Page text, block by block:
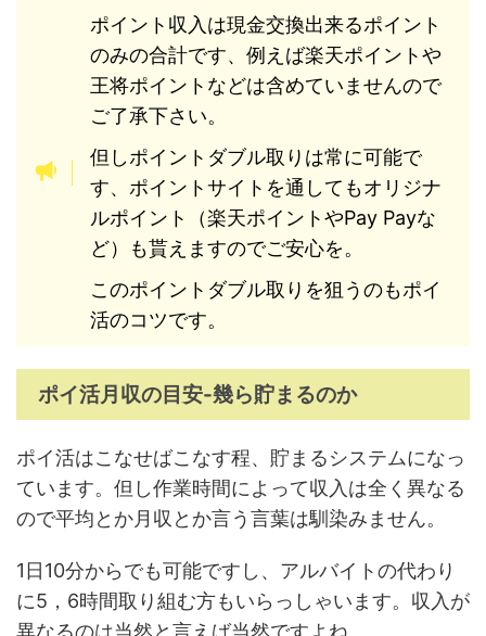
ポイント収入は現金交換出来るポイント
のみの合計です、例えば楽天ポイントや
王将ポイントなどは含めていませんので
ご了承下さい。
但しポイントダブル取りは常に可能で
す、ポイントサイトを通してもオリジナ
ルポイント（楽天ポイントやPay Payな
ど）も貰えますのでご安心を。
このポイントダブル取りを狙うのもポイ
活のコツです。
ポイ活月収の目安-幾ら貯まるのか
ポイ活はこなせばこなす程、貯まるシステムになっ
ています。但し作業時間によって収入は全く異なる
ので平均とか月収とか言う言葉は馴染みません。
1日10分からでも可能ですし、アルバイトの代わり
に5，6時間取り組む方もいらっしゃいます。収入が
異なるのは当然と言えば当然ですよね。